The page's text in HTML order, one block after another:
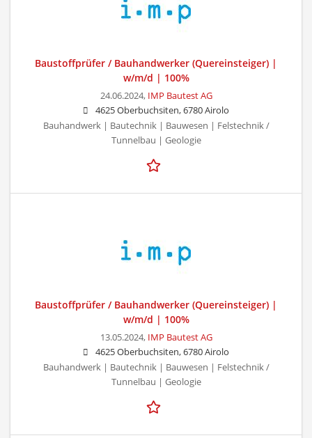
Baustoffprüfer / Bauhandwerker (Quereinsteiger) |
w/m/d | 100%
24.06.2024, IMP Bautest AG
4625 Oberbuchsiten, 6780 Airolo
Bauhandwerk | Bautechnik | Bauwesen | Felstechnik /
Tunnelbau | Geologie
Baustoffprüfer / Bauhandwerker (Quereinsteiger) |
w/m/d | 100%
13.05.2024, IMP Bautest AG
4625 Oberbuchsiten, 6780 Airolo
Bauhandwerk | Bautechnik | Bauwesen | Felstechnik /
Tunnelbau | Geologie